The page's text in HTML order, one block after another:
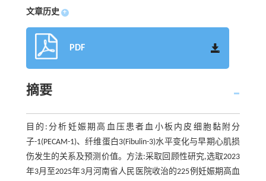
文章历史 +
PDF
摘要
目的:分析妊娠期高血压患者血小板内皮细胞黏附分
子-1(PECAM-1)、纤维蛋白3(Fibulin-3)水平变化与早期心肌损
伤发生的关系及预测价值。方法:采取回顾性研究,选取2023
年3月至2025年3月河南省人民医院收治的225例妊娠期高血